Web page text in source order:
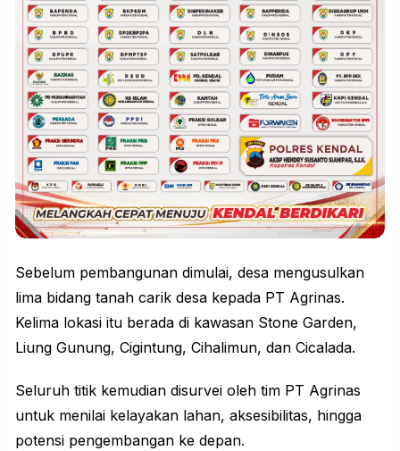
Sebelum pembangunan dimulai, desa mengusulkan
lima bidang tanah carik desa kepada PT Agrinas.
Kelima lokasi itu berada di kawasan Stone Garden,
Liung Gunung, Cigintung, Cihalimun, dan Cicalada.
Seluruh titik kemudian disurvei oleh tim PT Agrinas
untuk menilai kelayakan lahan, aksesibilitas, hingga
potensi pengembangan ke depan.